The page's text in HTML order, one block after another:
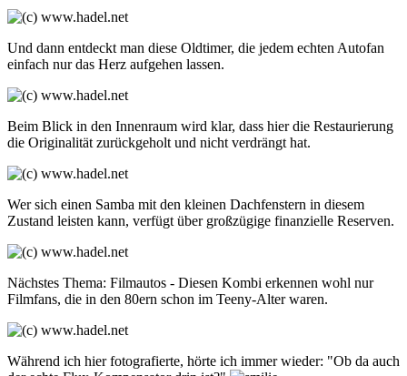
Und dann entdeckt man diese Oldtimer, die jedem echten Autofan
einfach nur das Herz aufgehen lassen.
Beim Blick in den Innenraum wird klar, dass hier die Restaurierung
die Originalität zurückgeholt und nicht verdrängt hat.
Wer sich einen Samba mit den kleinen Dachfenstern in diesem
Zustand leisten kann, verfügt über großzügige finanzielle Reserven.
Nächstes Thema: Filmautos - Diesen Kombi erkennen wohl nur
Filmfans, die in den 80ern schon im Teeny-Alter waren.
Während ich hier fotografierte, hörte ich immer wieder: "Ob da auch